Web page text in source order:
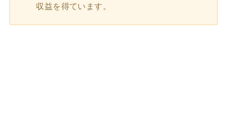
収益を得ています。